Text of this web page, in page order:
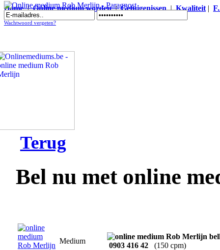
Home|Online medium worden|Getuigenissen|Kwaliteit |
Online medium Rob Merlijn - Paragnost
Wachtwoord vergeten?
Terug
Bel nu met online
Medium
0903 416 42 (150 cpm)